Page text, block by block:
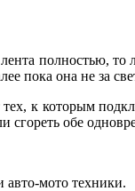
полностью,
пока она не за
к которым
сгореть обе
авто-мото техники.